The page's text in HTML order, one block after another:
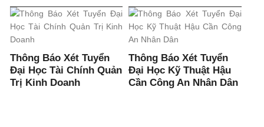
Thông Báo Xét Tuyển
Đại Học Tài Chính Quản
Trị Kinh Doanh
Thông Báo Xét Tuyển
Đại Học Kỹ Thuật Hậu
Cần Công An Nhân Dân